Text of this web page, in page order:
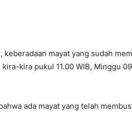
keberadaan mayat yang sudah
kira pukul 11.00 WIB, Minggu
ada mayat yang telah